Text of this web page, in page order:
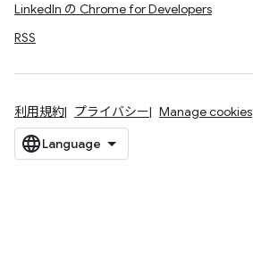
LinkedIn の Chrome for Developers
RSS
利用規約 プライバシー Manage cookies